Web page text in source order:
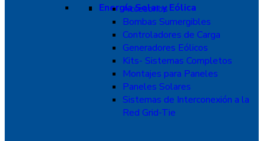
Energía Solar y Eólica
Accesorios
Bombas Sumergibles
Controladores de Carga
Generadores Eólicos
Kits- Sistemas Completos
Montajes para Paneles
Paneles Solares
Sistemas de Interconexión a la
Red Grid-Tie